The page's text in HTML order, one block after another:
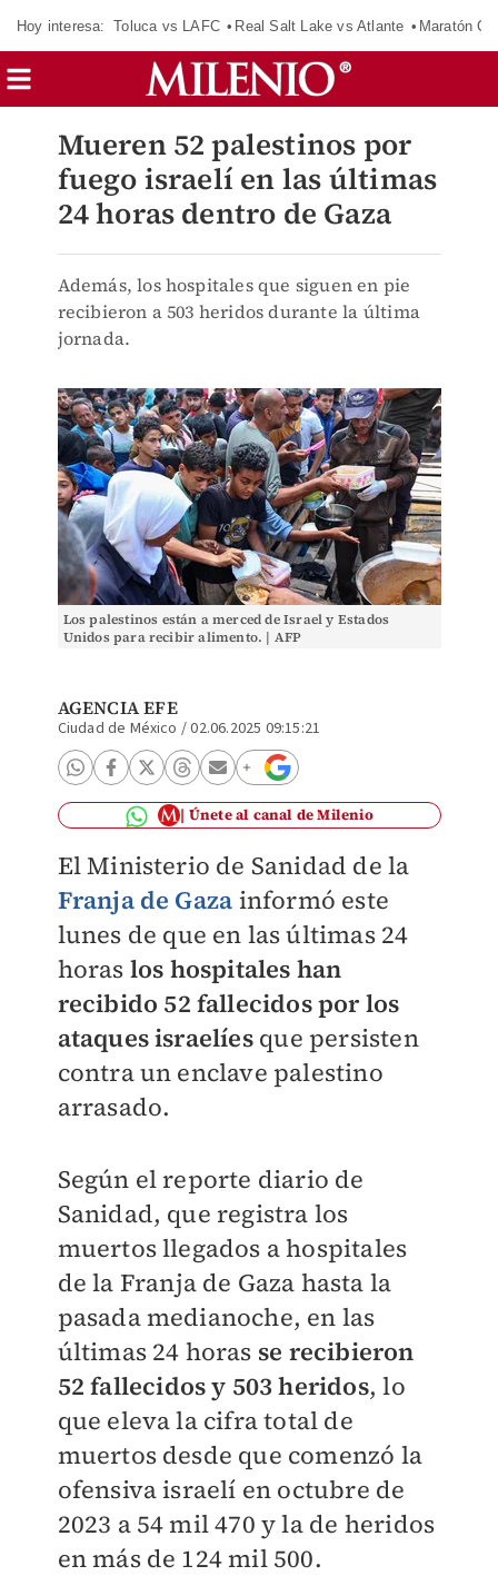
Hoy interesa: Toluca vs LAFC Real Salt Lake vs Atlante Maratón
Mueren 52 palestinos por
fuego israelí en las últimas
24 horas dentro de Gaza
Además, los hospitales que siguen en pie
recibieron a 503 heridos durante la última
jornada.
Los palestinos están a merced de Israel y Estados
Unidos para recibir alimento. | AFP
AGENCIA EFE
Ciudad de México /02.06.2025 09:15:21
Únete al canal de Milenio
El Ministerio de Sanidad de la
Franja de Gaza informó este
lunes de que en las últimas 24
horas los hospitales han
recibido 52 fallecidos por los
ataques israelíes que persisten
contra un enclave palestino
arrasado.
Según el reporte diario de
Sanidad, que registra los
muertos llegados a hospitales
de la Franja de Gaza hasta la
pasada medianoche, en las
últimas 24 horas se recibieron
52 fallecidos y 503 heridos, lo
que eleva la cifra total de
muertos desde que comenzó la
ofensiva israelí en octubre de
2023 a 54 mil 470 y la de heridos
en más de 124 mil 500.